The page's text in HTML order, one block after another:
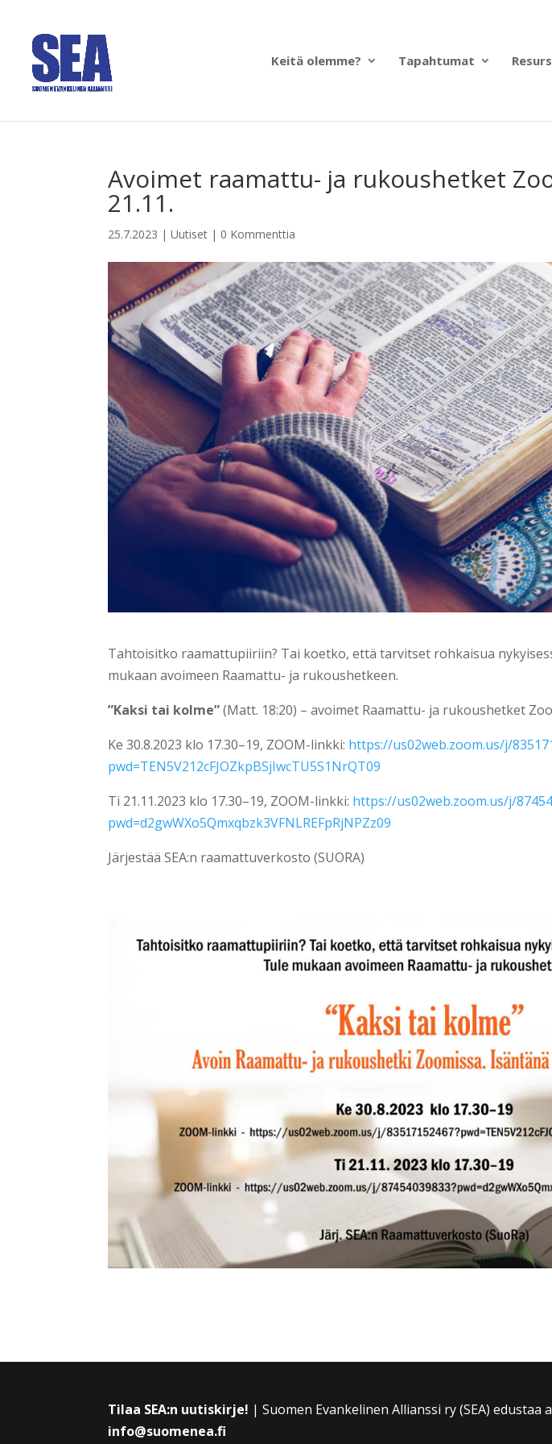
Keitä olemme? Tapahtumat
Avoimet raamattu- ja rukoushetket
21.11.
25.7.2023 |Uutiset | 0 Kommenttia
Tahtoisitko raamattupiiriin? Tai koetko, että tarvitset rohkaisua
mukaan avoimeen Raamattu- ja rukoushetkeen.
”Kaksi tai kolme”(Matt. 18:20) – avoimet Raamattu- ja rukoushetket
Ke 30.8.2023 klo 17.30–19, ZOOM-linkki: https://us02web.zoom.us/j/
pwd=TEN5V212cFJOZkpBSjIwcTU5S1NrQT09
Ti 21.11.2023 klo 17.30–19, ZOOM-linkki: https://us02web.zoom.us/j/
pwd=d2gwWXo5Qmxqbzk3VFNLREFpRjNPZz09
Järjestää SEA:n raamattuverkosto (SUORA)
Tilaa SEA:n uutiskirje! | Suomen Evankelinen Allianssi ry (SEA)
info@suomenea.fi